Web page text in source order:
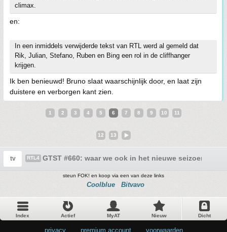
climax.
en:
In een inmiddels verwijderde tekst van RTL werd al gemeld dat
Rik, Julian, Stefano, Ruben en Bing een rol in de cliffhanger
krijgen.
Ik ben benieuwd! Bruno slaat waarschijnlijk door, en laat zijn
duistere en verborgen kant zien.
1 2 3 4 5 6 7 8 9 10 11
12 13
tv RTL4 GTST #660: waar we ook in het nieuwe seizoen
steun FOK! en koop via een van deze links
Coolblue Bitvavo
Index Actief MyAT Nieuw Dicht
privacy premium account voorwaarden